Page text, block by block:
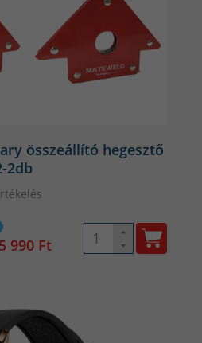
összeállító hegesztő
2db
990 Ft